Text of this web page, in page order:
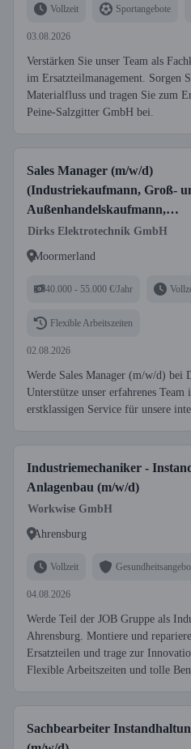
Vollzeit Sportangebote
03.08.2026
Verstärken Sie unser Team als
im Ersatzteilmanagement. Sorgen
Materialfluss und tragen Sie zum
Peine-Salzgitter GmbH bei.
Sales Manager (m/w/d)
(Industriekaufmann, Groß-
Außenhandelskaufmann,
Speditionskaufmann o. ä.)
Dirks Elektrotechnik GmbH
Moormerland
40.000 - 55.000 €/Jahr
Flexible Arbeitszeiten
02.08.2026
Werde Sales Manager (m/w/d) bei
Unterstütze unser erfahrenes
erstklassigen Service für unsere
Industriemechaniker -
Anlagenbau (m/w/d)
Workwise GmbH
Ahrensburg
Vollzeit
04.08.2026
Werde Teil der JOB Gruppe als
Ahrensburg. Montiere und
Ersatzteilen und trage zur
Flexible Arbeitszeiten und tolle
Sachbearbeiter